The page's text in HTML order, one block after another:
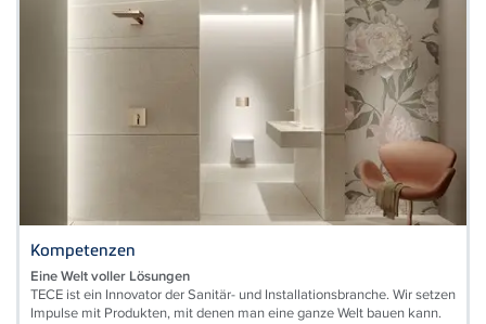
Kompetenzen
Eine Welt voller Lösungen
TECE ist ein Innovator der Sanitär- und Installationsbranche. Wir setzen
Impulse mit Produkten, mit denen man eine ganze Welt bauen kann.